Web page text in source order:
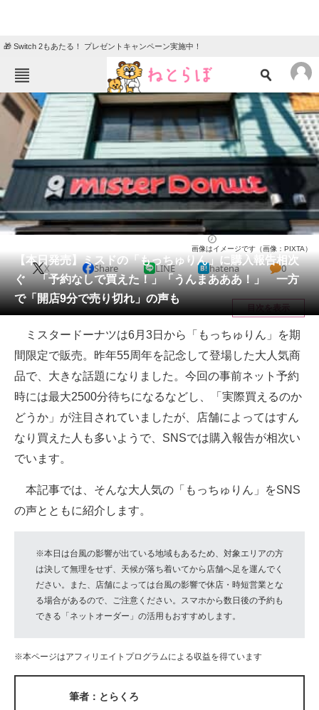
🎁 Switch 2もあたる！ プレゼントキャンペーン実施中！
ねとらぼメニュー
TOP ニュース
エンタメ クイズ
グルメ 地域
教育・育児
動物 リサーチ
会員記事
メディア
注目記事を集めた総合ページ
ITの今と未来を見通す
スマホと通信の最新トレンド
進化するPCとデバイスの未来
好きが集まる 比べて選べる
経営リーダーのコミュニティ
企業向けIT製品の総合サイト
【本日発売】ミスドの「もっちゅりん」に購入報告相次
ぐ 「予約なしで買えた！」「うんまあああ！」 一方
で「開店9分で売り切れ」の声も
画像はイメージです（画像：PIXTA）
X Share LINE hatena 0
目次を表示
ミスタードーナツは6月3日から「もっちゅりん」を期
間限定で販売。昨年55周年を記念して登場した大人気商
品で、大きな話題になりました。今回の事前ネット予約
時には最大2500分待ちになるなどし、「実際買えるのか
どうか」が注目されていましたが、店舗によってはすん
なり買えた人も多いようで、SNSでは購入報告が相次い
でいます。
本記事では、そんな大人気の「もっちゅりん」をSNS
の声とともに紹介します。
※本日は台風の影響が出ている地域もあるため、対象エリアの方
は決して無理をせず、天候が落ち着いてから店舗へ足を運んでく
ださい。また、店舗によっては台風の影響で休店・時短営業とな
る場合があるので、ご注意ください。スマホから数日後の予約も
できる「ネットオーダー」の活用もおすすめします。
※本ページはアフィリエイトプログラムによる収益を得ています
筆者：とらくろ